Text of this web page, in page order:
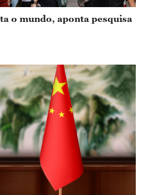
o mundo, aponta pesquisa